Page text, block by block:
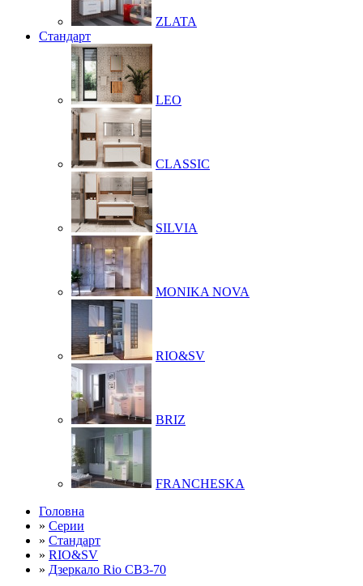
ZLATA
Стандарт
LEO
CLASSIC
SILVIA
MONIKA NOVA
RIO&SV
BRIZ
FRANCHESKA
Головна
» Серии
» Стандарт
» RIO&SV
» Дзеркало Rio СВ3-70